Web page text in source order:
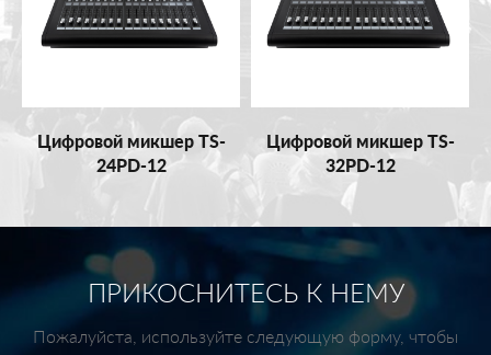
Цифровой микшер TS-
24PD-12
Цифровой микшер TS-
32PD-12
ПРИКОСНИТЕСЬ К НЕМУ
Пожалуйста, используйте следующую форму, чтобы